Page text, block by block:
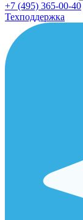
+7 (495) 365-00-40
Техподдержка